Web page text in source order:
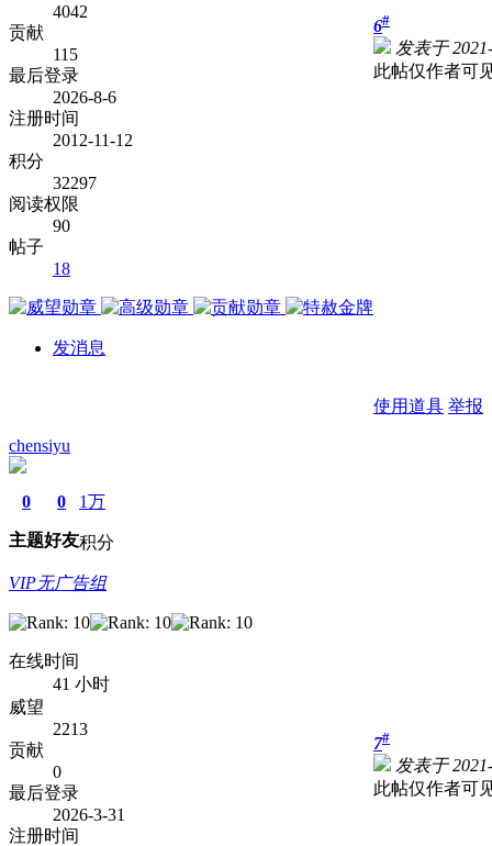
4042
贡献
115
最后登录
2026-8-6
注册时间
2012-11-12
积分
32297
阅读权限
90
帖子
18
发消息
6#
发表于
此帖仅作者可
使用道具 举报
chensiyu
0
主题
0
好友
1万
积分
VIP无广告组
在线时间
41 小时
威望
2213
贡献
0
最后登录
2026-3-31
注册时间
7#
发表于
此帖仅作者可